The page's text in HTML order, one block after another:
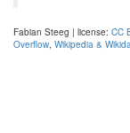
Fabian Steeg | license: CC
Overflow, Wikipedia &